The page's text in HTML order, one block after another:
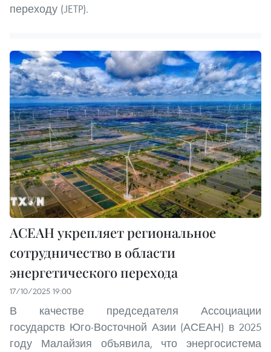
переходу (JETP).
АСЕАН укрепляет региональное
сотрудничество в области
энергетического перехода
17/10/2025 19:00
В качестве председателя Ассоциации
государств Юго-Восточной Азии (АСЕАН) в 2025
году Малайзия объявила, что энергосистема